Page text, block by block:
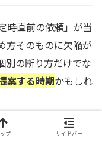
時直前の依頼」が当
方そのものに欠陥が
別の断り方だけでな
案する時期かもしれ
、メンバーの残業が
プ サイドバー